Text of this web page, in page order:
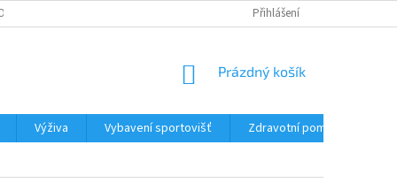
Přihlášení
NÁKUPNÍ
Prázdný košík
Výživa Vybavení sportovišť Zdravotní pomůcky